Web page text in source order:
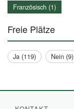
Französisch (1)
Freie Plätze
Ja (119) Nein (9)